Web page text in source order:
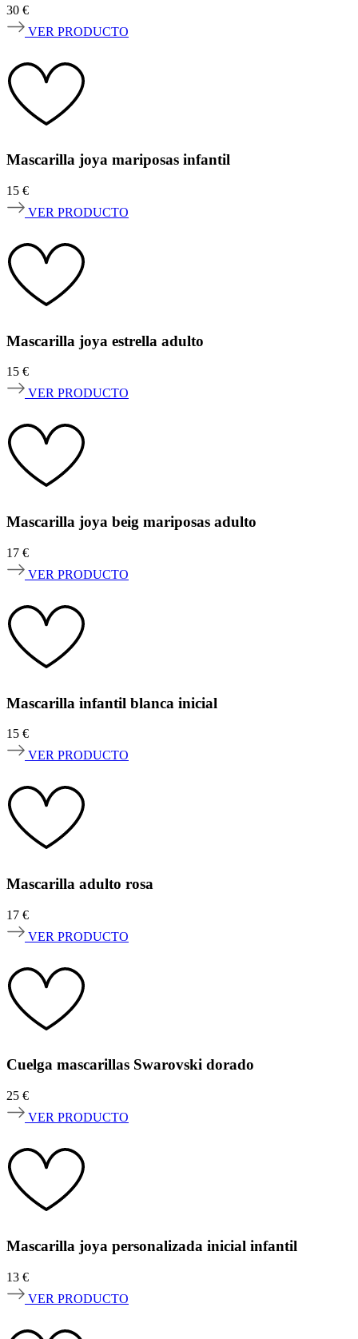
30 €
VER PRODUCTO
Mascarilla joya mariposas infantil
15 €
VER PRODUCTO
Mascarilla joya estrella adulto
15 €
VER PRODUCTO
Mascarilla joya beig mariposas adulto
17 €
VER PRODUCTO
Mascarilla infantil blanca inicial
15 €
VER PRODUCTO
Mascarilla adulto rosa
17 €
VER PRODUCTO
Cuelga mascarillas Swarovski dorado
25 €
VER PRODUCTO
Mascarilla joya personalizada inicial infantil
13 €
VER PRODUCTO